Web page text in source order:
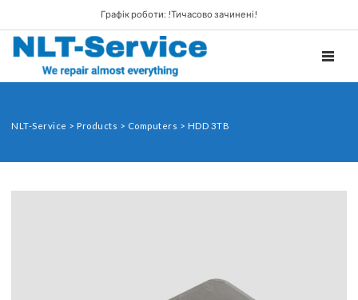
Графік роботи: !Тичасово зачинені!
NLT-Service > Products > Computers > HDD 3TB